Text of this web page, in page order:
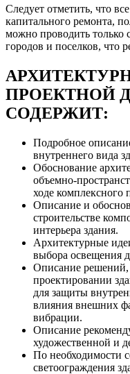
Следует отметить, что
капитального ремонта,
можно проводить только
городов и поселков, что
ПРОЕКТНОЙ
СОДЕРЖИТ:
Подробное
внутреннего вида
Обоснование
объемно-
ходе комплексного
Описание и
строительстве
интерьера здания.
Архитектурные
выбора освещения
Описание решений,
проектировании
для защиты
влияния внешних
вибрации.
Описание
художественной и
По необходимости
светоограждения